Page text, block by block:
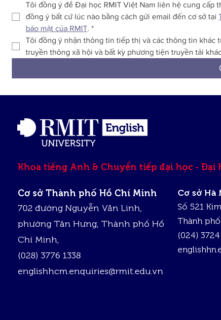
Tôi đồng ý để Đại học RMIT Việt Nam liên hệ cung cấp
đồng ý bất cứ lúc nào bằng cách gửi email đến cơ sở tại
bảo mật của RMIT. *
Tôi đồng ý nhận thông tin tiếp thị và các thông tin khác
truyền thông xã hội và bất kỳ phương tiện truyền tải
Khoa tiếng Anh & Chuyển tiếp đại học - Đại
Cơ sở Thành phố Hồ Chí Minh
702 đường Nguyễn Văn Linh,
phường Tân Hưng, Thành phố Hồ
Chí Minh,
(028) 3776 1338
englishhcm.enquiries@rmit.edu.vn
Cơ sở Hà
Số 521
Thành
(024)